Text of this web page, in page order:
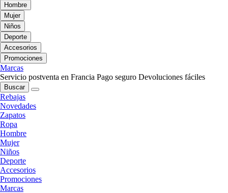
Hombre
Mujer
Niños
Deporte
Accesorios
Promociones
Marcas
Servicio postventa en Francia Pago seguro Devoluciones fáciles
Buscar
Rebajas
Novedades
Zapatos
Ropa
Hombre
Mujer
Niños
Deporte
Accesorios
Promociones
Marcas